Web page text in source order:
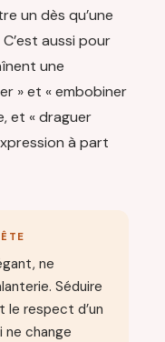
un dès qu’une
aussi pour
une
» et « embobiner
et « draguer
à part
ne
Séduire
respect d’un
ne change